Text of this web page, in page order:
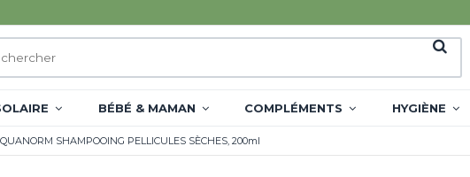
BÉBÉ & MAMAN COMPLÉMENTS HYGIÈNE
SHAMPOOING PELLICULES SÈCHES, 200ml